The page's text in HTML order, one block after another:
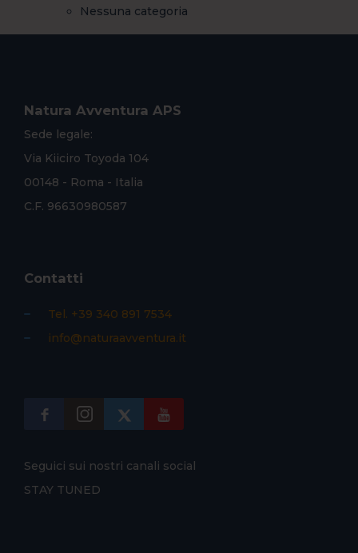
Nessuna categoria
Natura Avventura APS
Sede legale:
Via Kiiciro Toyoda 104
00148 - Roma - Italia
C.F. 96630980587
Contatti
Tel. +39 340 891 7534
info@naturaavventura.it
Seguici sui nostri canali social
STAY TUNED